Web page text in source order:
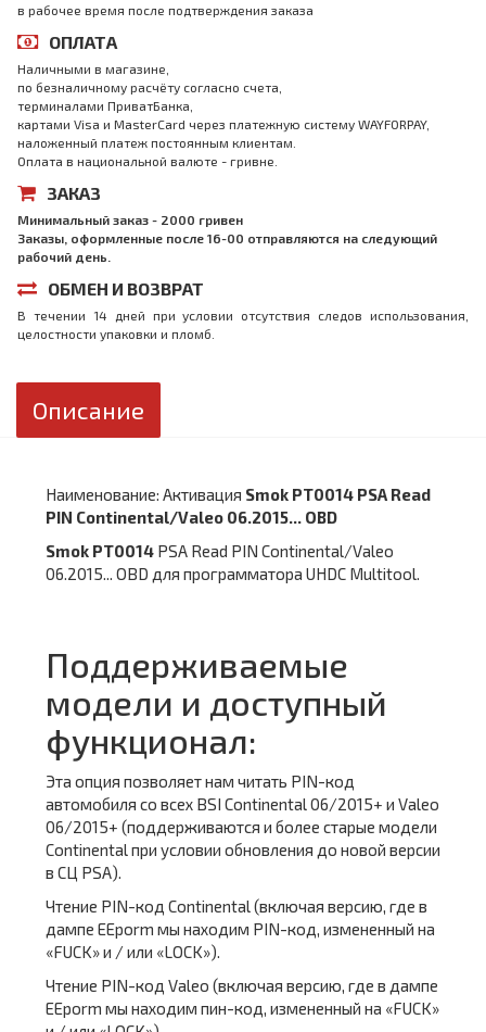
в рабочее время после подтверждения заказа
ОПЛАТА
Наличными в магазине,
по безналичному расчёту согласно счета,
терминалами ПриватБанка,
картами Visa и MasterCard через платежную систему WAYFORPAY,
наложенный платеж постоянным клиентам.
Оплата в национальной валюте - гривне.
ЗАКАЗ
Минимальный заказ - 2000 гривен
Заказы, оформленные после 16-00 отправляются на следующий
рабочий день.
ОБМЕН И ВОЗВРАТ
В течении 14 дней при условии отсутствия следов использования,
целостности упаковки и пломб.
Описание
Наименование: Активация Smok PT0014 PSA Read
PIN Continental/Valeo 06.2015... OBD
Smok PT0014 PSA Read PIN Continental/Valeo
06.2015... OBD для программатора UHDC Multitool.
Поддерживаемые
модели и доступный
функционал:
Эта опция позволяет нам читать PIN-код
автомобиля со всех BSI Continental 06/2015+ и Valeo
06/2015+ (поддерживаются и более старые модели
Continental при условии обновления до новой версии
в СЦ PSA).
Чтение PIN-код Continental (включая версию, где в
дампе EEporm мы находим PIN-код, измененный на
«FUCK» и / или «LOCK»).
Чтение PIN-код Valeo (включая версию, где в дампе
EEporm мы находим пин-код, измененный на «FUCK»